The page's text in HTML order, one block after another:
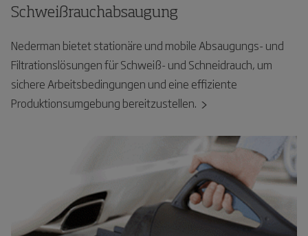
Schweißrauchabsaugung
Nederman bietet stationäre und mobile Absaugungs- und
Filtrationslösungen für Schweiß- und Schneidrauch, um
sichere Arbeitsbedingungen und eine effiziente
Produktionsumgebung bereitzustellen.